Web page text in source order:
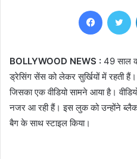
Facebook
BOLLYWOOD NEWS : 49 साल
ड्रेसिंग सेंस को लेकर सुर्खियों में रहती हैं।
जिसका एक वीडियो सामने आया है।
नजर आ रही हैं। इस लुक को उन्होंने
बैग के साथ स्टाइल किया।